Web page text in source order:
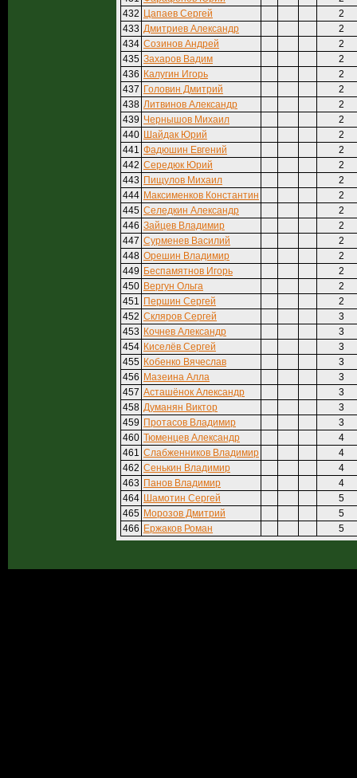
432 Цапаев Сергей
2
433 Дмитриев Александр
2
434 Созинов Андрей
2
435 Захаров Вадим
2
436 Калугин Игорь
2
437 Головин Дмитрий
2
438 Литвинов Александр
2
439 Чернышов Михаил
2
440 Шайдак Юрий
2
441 Фадюшин Евгений
2
442 Середюк Юрий
2
443 Пищулов Михаил
2
444 Максименков Константин
2
445 Селедкин Александр
2
446 Зайцев Владимир
2
447 Сурменев Василий
2
448 Орешин Владимир
2
449 Беспамятнов Игорь
2
450 Вергун Ольга
2
451 Першин Сергей
2
452 Скляров Сергей
3
453 Кочнев Александр
3
454 Киселёв Сергей
3
455 Кобенко Вячеслав
3
456 Мазеина Алла
3
457 Асташёнок Александр
3
458 Думанян Виктор
3
459 Протасов Владимир
3
460 Тюменцев Александр
4
461 Слабженников Владимир
4
462 Сенькин Владимир
4
463 Панов Владимир
4
464 Шамотин Сергей
5
465 Морозов Дмитрий
5
466 Ержаков Роман 5